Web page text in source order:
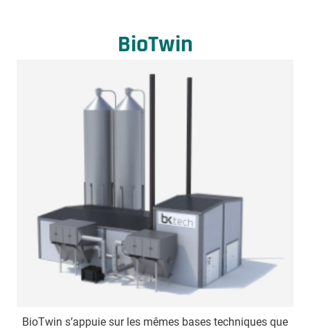
BioTwin
BioTwin s’appuie sur les mêmes bases techniques que